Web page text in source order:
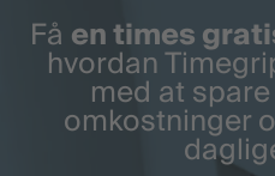
Få en times
hvordan
med at
omkostninger